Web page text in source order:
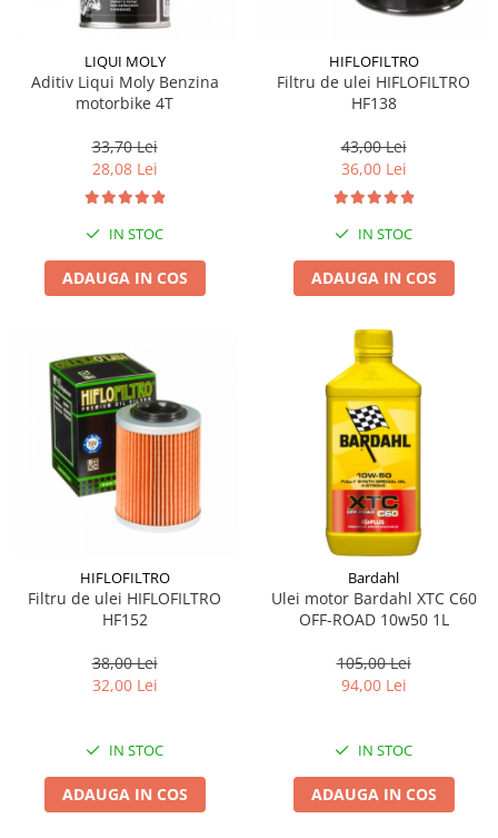
LIQUI MOLY
Aditiv Liqui Moly Benzina
motorbike 4T
33,70 Lei
28,08 Lei
IN STOC
ADAUGA IN COS
HIFLOFILTRO
Filtru de ulei HIFLOFILTRO
HF138
43,00 Lei
36,00 Lei
IN STOC
ADAUGA IN COS
HIFLOFILTRO
Filtru de ulei HIFLOFILTRO
HF152
38,00 Lei
32,00 Lei
IN STOC
ADAUGA IN COS
Bardahl
Ulei motor Bardahl XTC C60
OFF-ROAD 10w50 1L
105,00 Lei
94,00 Lei
IN STOC
ADAUGA IN COS